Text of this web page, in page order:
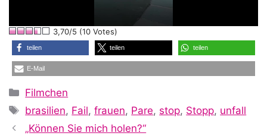
l
a
y
3,70/5 (10 Votes)
teilen teilen teilen
E-Mail
Kategorien
Filmchen
Schlagwörter
brasilien, Fail,frauen, Pare, stop, Stopp, unfall
„Können Sie mich holen?“